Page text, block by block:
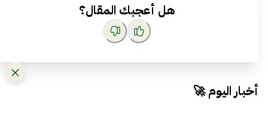
هل أعجبك المقال؟
أخبار اليوم 🚀